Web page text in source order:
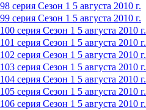
98 серия Сезон 1 5 августа 2010 г.
99 серия Сезон 1 5 августа 2010 г.
100 серия Сезон 1 5 августа 2010 г.
101 серия Сезон 1 5 августа 2010 г.
102 серия Сезон 1 5 августа 2010 г.
103 серия Сезон 1 5 августа 2010 г.
104 серия Сезон 1 5 августа 2010 г.
105 серия Сезон 1 5 августа 2010 г.
106 серия Сезон 1 5 августа 2010 г.